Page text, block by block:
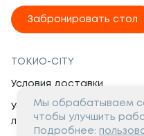
Забронировать стол
ТОКИО-CITY
Условия доставки
Условия программы
лояльности
Мы обрабатываем
чтобы улучшить
Подробнее: